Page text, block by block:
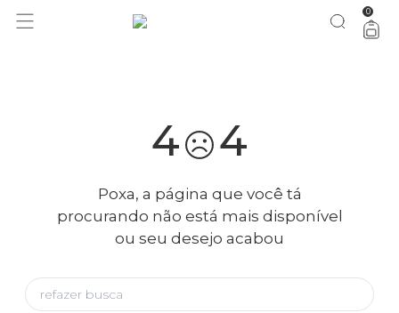
você merece 30% OFF pra comemorar com a gente aproveita! 0
4 4
Poxa, a página que você tá
procurando não está mais disponível
ou seu desejo acabou